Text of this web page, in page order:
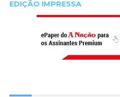
EDIÇÃO IMPRESSA